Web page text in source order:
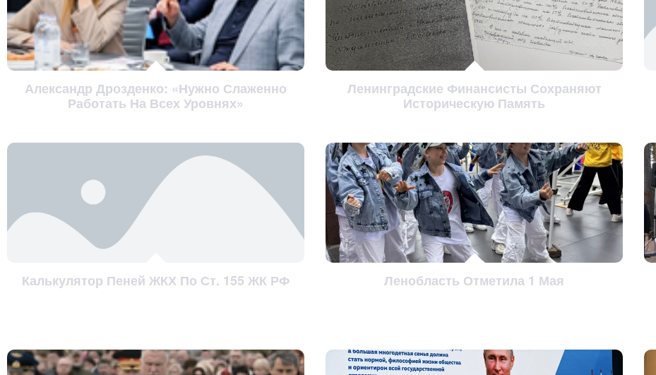
Александр Дрозденко: «Нужно Слаженно
Работать На Всех Уровнях»
Ленинградские Финансисты Сохраняют
Историческую Память
Калькулятор Пеней ЖКХ По Ст. 155 ЖК РФ Ленобласть Отметила 1 Мая